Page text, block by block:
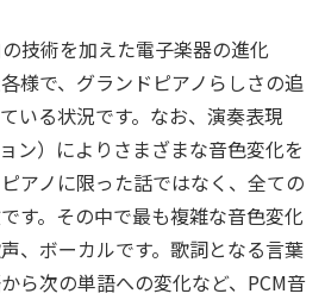
技術を加えた電子楽器の進化
様で、グランドピアノらしさの追
いる状況です。なお、演奏表現
ン）によりさまざまな音色変化を
アノに限った話ではなく、全ての
す。その中で最も複雑な音色変化
、ボーカルです。歌詞となる言葉
ら次の単語への変化など、PCM音